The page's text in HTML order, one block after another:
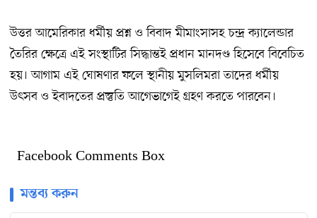
উত্তর আমেরিকার ধর্মীয় প্রশ্ন ও বিবাদ মীমাংসাসহ চন্দ্র ক্যালেন্ডার
তৈরির ক্ষেত্রে এই সংস্থাটির সিদ্ধান্তই প্রধান মানদণ্ড হিসেবে বিবেচিত
হয়। আগাম এই ঘোষণার ফলে স্থানীয় মুসলিমরা তাদের ধর্মীয়
উৎসব ও ইবাদতের প্রস্তুতি আগেভাগেই গ্রহণ করতে পারবেন।
Facebook Comments Box
মন্তব্য করুন